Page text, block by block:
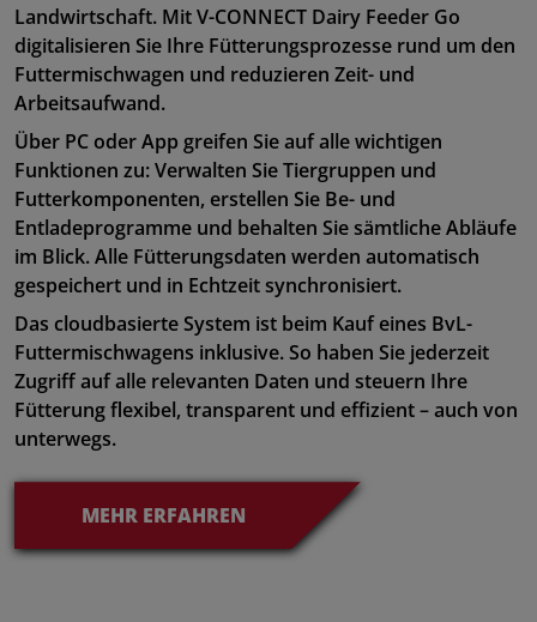
Landwirtschaft. Mit V-CONNECT Dairy Feeder Go
digitalisieren Sie Ihre Fütterungsprozesse rund um den
Futtermischwagen und reduzieren Zeit- und
Arbeitsaufwand.
Über PC oder App greifen Sie auf alle wichtigen
Funktionen zu: Verwalten Sie Tiergruppen und
Futterkomponenten, erstellen Sie Be- und
Entladeprogramme und behalten Sie sämtliche Abläufe
im Blick. Alle Fütterungsdaten werden automatisch
gespeichert und in Echtzeit synchronisiert.
Das cloudbasierte System ist beim Kauf eines BvL-
Futtermischwagens inklusive. So haben Sie jederzeit
Zugriff auf alle relevanten Daten und steuern Ihre
Fütterung flexibel, transparent und effizient – auch von
unterwegs.
MEHR ERFAHREN